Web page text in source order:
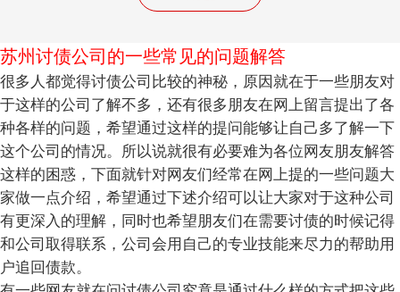
苏州讨债公司的一些常见的问题解答
很多人都觉得讨债公司比较的神秘，原因就在于一些朋友对
于这样的公司了解不多，还有很多朋友在网上留言提出了各
种各样的问题，希望通过这样的提问能够让自己多了解一下
这个公司的情况。所以说就很有必要难为各位网友朋友解答
这样的困惑，下面就针对网友们经常在网上提的一些问题大
家做一点介绍，希望通过下述介绍可以让大家对于这种公司
有更深入的理解，同时也希望朋友们在需要讨债的时候记得
和公司取得联系，公司会用自己的专业技能来尽力的帮助用
户追回债款。